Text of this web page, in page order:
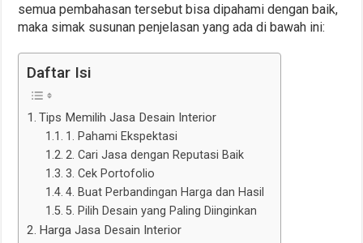
semua pembahasan tersebut bisa dipahami dengan baik,
maka simak susunan penjelasan yang ada di bawah ini:
Daftar Isi
Tips Memilih Jasa Desain Interior
1. Pahami Ekspektasi
2. Cari Jasa dengan Reputasi Baik
3. Cek Portofolio
4. Buat Perbandingan Harga dan Hasil
5. Pilih Desain yang Paling Diinginkan
Harga Jasa Desain Interior